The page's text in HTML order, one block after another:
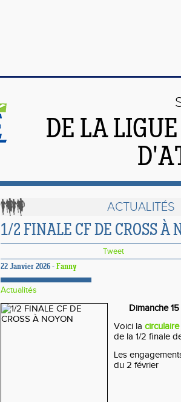
DE LA
ACTUALITÉS
1/2 FINALE CF DE CROSS À
Tweet
22 Janvier 2026 - Fanny
Actualités
Dimanche
Voici la circulaire
de la 1/2 finale
Les
du 2 février